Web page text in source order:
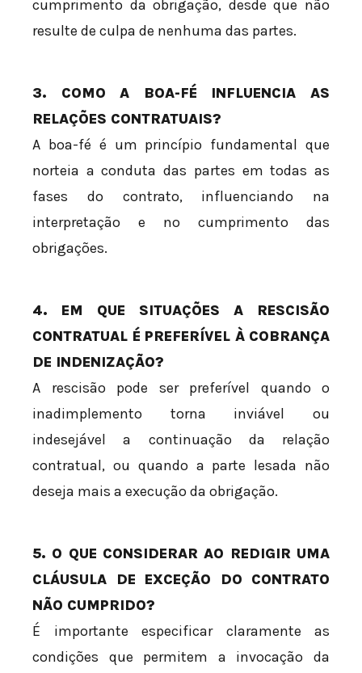
cumprimento da obrigação, desde que não
resulte de culpa de nenhuma das partes.
3. COMO A BOA-FÉ INFLUENCIA AS
RELAÇÕES CONTRATUAIS?
A boa-fé é um princípio fundamental que
norteia a conduta das partes em todas as
fases do contrato, influenciando na
interpretação e no cumprimento das
obrigações.
4. EM QUE SITUAÇÕES A RESCISÃO
CONTRATUAL É PREFERÍVEL À COBRANÇA
DE INDENIZAÇÃO?
A rescisão pode ser preferível quando o
inadimplemento torna inviável ou
indesejável a continuação da relação
contratual, ou quando a parte lesada não
deseja mais a execução da obrigação.
5. O QUE CONSIDERAR AO REDIGIR UMA
CLÁUSULA DE EXCEÇÃO DO CONTRATO
NÃO CUMPRIDO?
É importante especificar claramente as
condições que permitem a invocação da